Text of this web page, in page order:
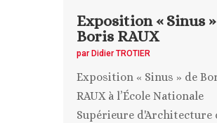
Exposition « Sinus
Boris RAUX
par Didier TROTIER
Exposition « Sinus » de
RAUX à l’École Nationale
Supérieure d'Architecture